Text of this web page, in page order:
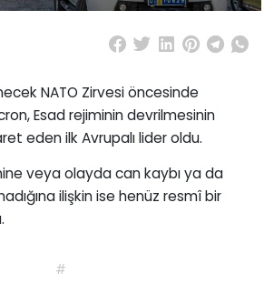
NATO Zirvesi öncesinde
Esad rejiminin devrilmesinin
eden ilk Avrupalı lider oldu.
veya olayda can kaybı ya da
ilişkin ise henüz resmî bir
#